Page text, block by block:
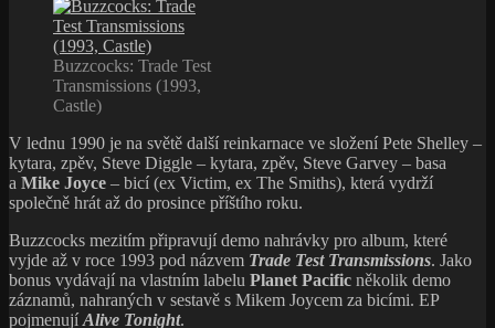
Buzzcocks: Trade Test
Transmissions (1993,
Castle)
V lednu 1990 je na světě další reinkarnace ve složení Pete Shelley –
kytara, zpěv, Steve Diggle – kytara, zpěv, Steve Garvey – basa
a Mike Joyce – bicí (ex Victim, ex The Smiths), která vydrží
společně hrát až do prosince příštího roku.
Buzzcocks mezitím připravují demo nahrávky pro album, které
vyjde až v roce 1993 pod názvem Trade Test Transmissions. Jako
bonus vydávají na vlastním labelu Planet Pacific několik demo
záznamů, nahraných v sestavě s Mikem Joycem za bicími. EP
pojmenují Alive Tonight.